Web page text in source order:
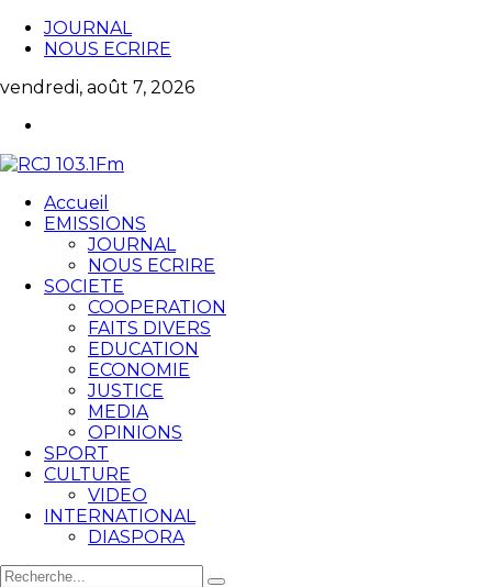
JOURNAL
NOUS ECRIRE
vendredi, août 7, 2026
Accueil
EMISSIONS
JOURNAL
NOUS ECRIRE
SOCIETE
COOPERATION
FAITS DIVERS
EDUCATION
ECONOMIE
JUSTICE
MEDIA
OPINIONS
SPORT
CULTURE
VIDEO
INTERNATIONAL
DIASPORA